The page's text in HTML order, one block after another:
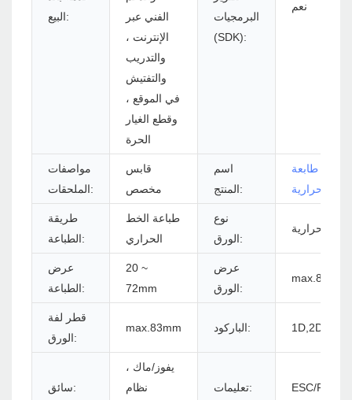
البيع:
الفني عبر
الإنترنت ،
والتدريب
والتفتيش
في الموقع ،
وقطع الغيار
الحرة
البرمجيات
(SDK):
نعم
مواصفات
الملحقات:
قابس
مخصص
اسم
المنتج:
طابعة حرارية
طريقة
الطباعة:
طباعة الخط
الحراري
نوع
الورق:
الحرارية
عرض
الطباعة:
20 ~
72mm
عرض
الورق:
max.80mm
قطر لفة
الورق:
max.83mm الباركود: 1D,2D
سائق:
يفوز/ماك ،
نظام
تعليمات: ESC/POS